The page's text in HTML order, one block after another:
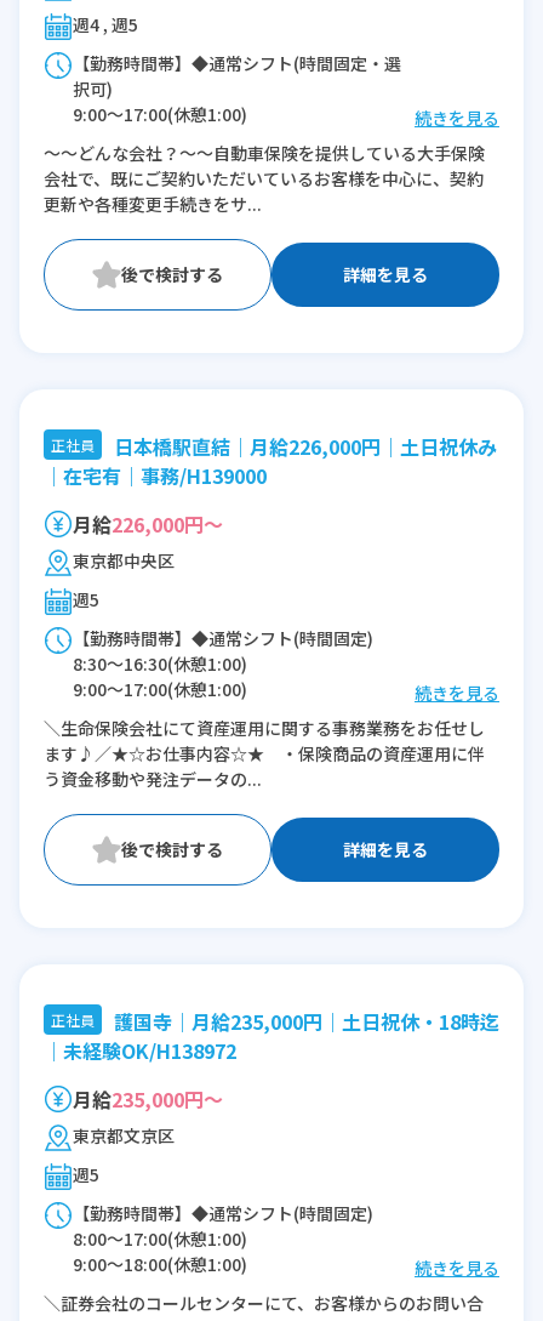
週4 , 週5
【勤務時間帯】◆通常シフト(時間固定・選
択可)
9:00〜17:00(休憩1:00)
※残業：0〜10時間程度/月
※時短：◆時短相談可能：10時-16時、11-
17時など
続きを見る
～～どんな会社？～～自動車保険を提供している大手保険
会社で、既にご契約いただいているお客様を中心に、契約
更新や各種変更手続きをサ...
詳細を見る
正社員
日本橋駅直結｜月給226,000円｜土日祝休み
｜在宅有｜事務/H139000
月給226,000円～
東京都中央区
週5
【勤務時間帯】◆通常シフト(時間固定)
8:30〜16:30(休憩1:00)
9:00〜17:00(休憩1:00)
11:00〜19:00(休憩1:00)
※残業：0〜5時間程度/月
続きを見る
＼生命保険会社にて資産運用に関する事務業務をお任せし
ます♪／★☆お仕事内容☆★ ・保険商品の資産運用に伴
う資金移動や発注データの...
詳細を見る
正社員
護国寺｜月給235,000円｜土日祝休・18時迄
｜未経験OK/H138972
月給235,000円～
東京都文京区
週5
【勤務時間帯】◆通常シフト(時間固定)
8:00〜17:00(休憩1:00)
9:00〜18:00(休憩1:00)
※残業：0〜5時間程度/月
続きを見る
＼証券会社のコールセンターにて、お客様からのお問い合